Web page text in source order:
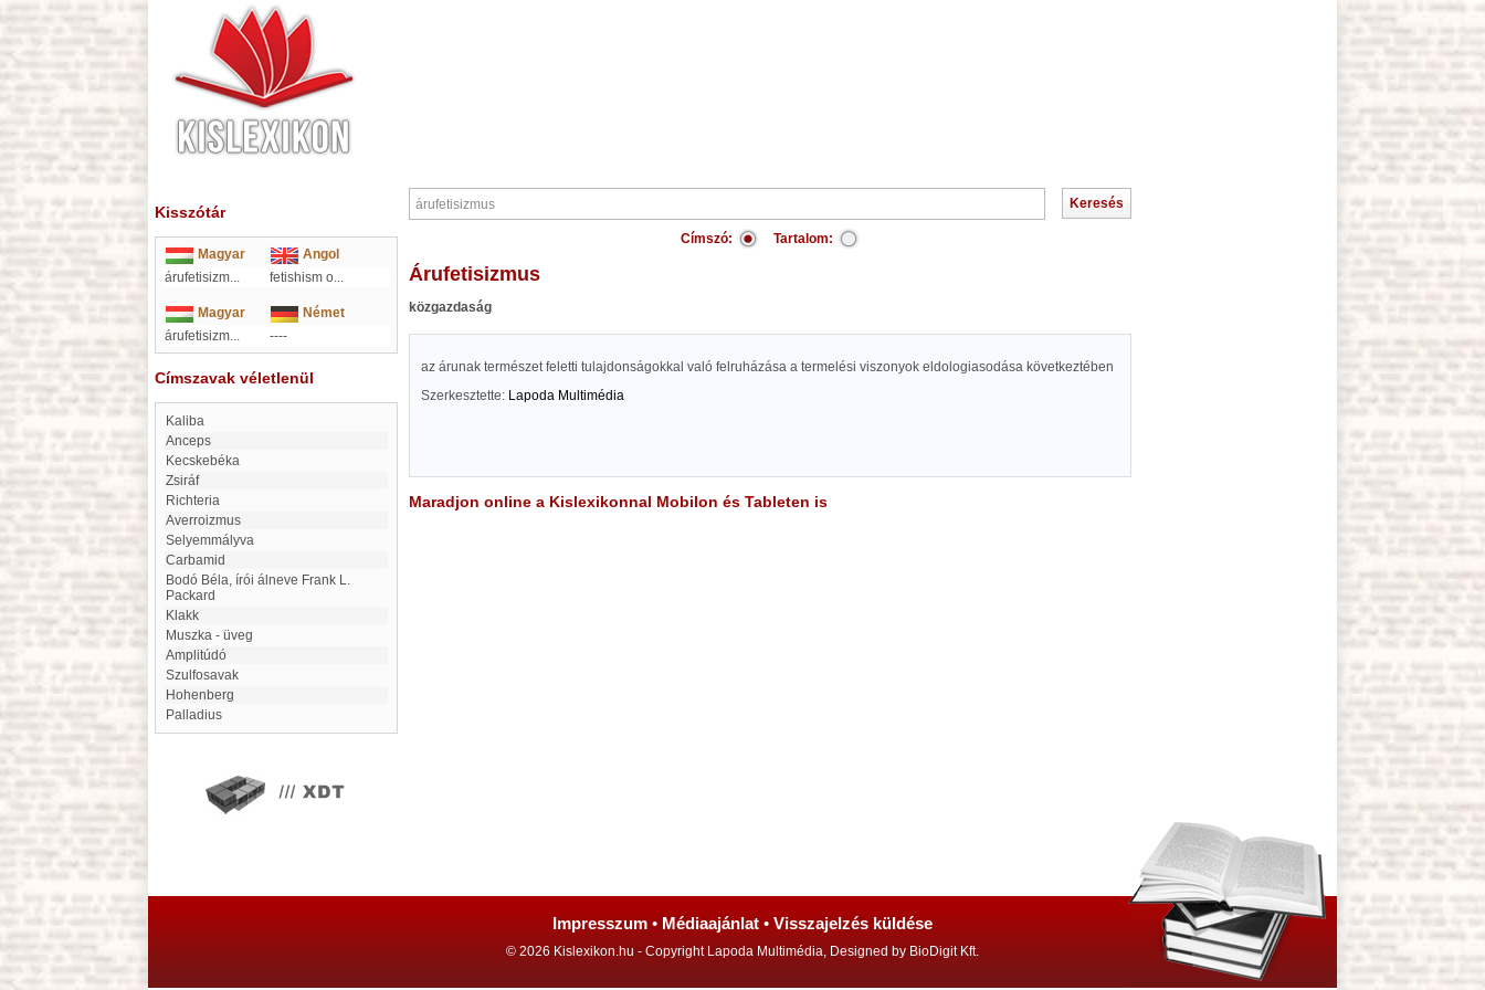
Kisszótár
Magyar
Angol
árufetisizm... fetishism o...
Magyar
Német
árufetisizm...
----
Címszavak véletlenül
Kaliba
anceps
Kecskebéka
zsiráf
Richteria
averroizmus
Selyemmályva
Carbamid
Bodó Béla, írói álneve Frank L.
Packard
klakk
Muszka - üveg
Amplitúdó
Szulfosavak
Hohenberg
Palladius
Címszó: Tartalom:
árufetisizmus
közgazdaság
az árunak természet feletti tulajdonságokkal való felruházása a termelési viszonyok eldologiasodása következtében
Szerkesztette: Lapoda Multimédia
Maradjon online a Kislexikonnal Mobilon és Tableten is
Impresszum • Médiaajánlat • Visszajelzés küldése
© 2026 Kislexikon.hu - Copyright Lapoda Multimédia, Designed by BioDigit Kft.